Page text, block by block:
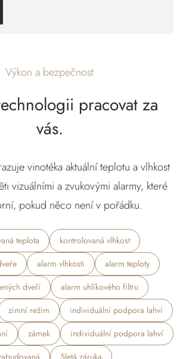
Výkon a bezpečnost
pracovat za
vás.
vinotéka aktuální teplotu a vlhkost
vizuálními a zvukovými alarmy, které
pokud něco není v pořádku.
teplota
kontrolovaná vlhkost
alarm vlhkosti
alarm teploty
dveří
alarm uhlíkového filtru
zimní režim
individuální podpora lahví
zámek
individuální podpora lahví